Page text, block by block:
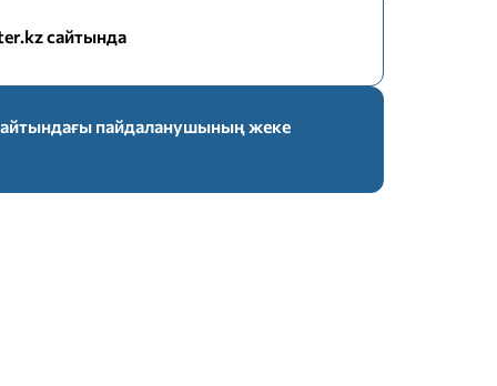
сайтында
пайдаланушының жеке